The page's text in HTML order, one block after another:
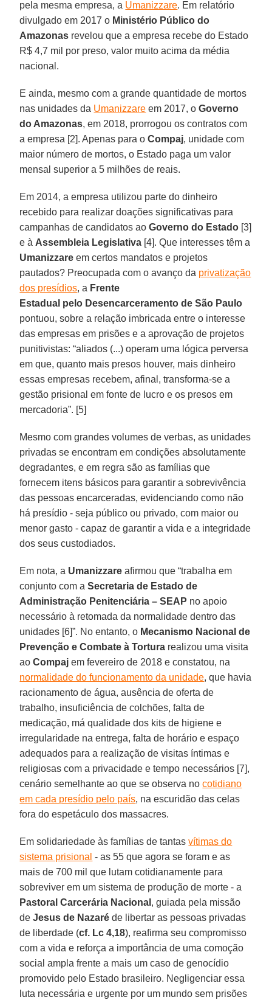
pela mesma empresa, a Umanizzare. Em relatório
divulgado em 2017 o Ministério Público do
Amazonas revelou que a empresa recebe do Estado
R$ 4,7 mil por preso, valor muito acima da média
nacional.
E ainda, mesmo com a grande quantidade de mortos
nas unidades da Umanizzare em 2017, oGoverno
do Amazonas, em 2018, prorrogou os contratos com
a empresa [2]. Apenas para oCompaj, unidade com
maior número de mortos, o Estado paga um valor
mensal superior a 5 milhões de reais.
Em 2014, a empresa utilizou parte do dinheiro
recebido para realizar doações significativas para
campanhas de candidatos aoGoverno do Estado [3]
e à Assembleia Legislativa [4]. Que interesses têm a
Umanizzare em certos mandatos e projetos
pautados? Preocupada com o avanço da privatização
dos presídios, a Frente
Estadual pelo Desencarceramento de São Paulo
pontuou, sobre a relação imbricada entre o interesse
das empresas em prisões e a aprovação de projetos
punitivistas: “aliados (...) operam uma lógica perversa
em que, quanto mais presos houver, mais dinheiro
essas empresas recebem, afinal, transforma-se a
gestão prisional em fonte de lucro e os presos em
mercadoria”. [5]
Mesmo com grandes volumes de verbas, as unidades
privadas se encontram em condições absolutamente
degradantes, e em regra são as famílias que
fornecem itens básicos para garantir a sobrevivência
das pessoas encarceradas, evidenciando como não
há presídio - seja público ou privado, com maior ou
menor gasto - capaz de garantir a vida e a integridade
dos seus custodiados.
Em nota, a Umanizzare afirmou que “trabalha em
conjunto com aSecretaria de Estado de
Administração Penitenciária – SEAP no apoio
necessário à retomada da normalidade dentro das
unidades [6]”. No entanto, o Mecanismo Nacional de
Prevenção e Combate à Tortura realizou uma visita
aoCompaj em fevereiro de 2018 e constatou, na
normalidade do funcionamento da unidade, que havia
racionamento de água, ausência de oferta de
trabalho, insuficiência de colchões, falta de
medicação, má qualidade dos kits de higiene e
irregularidade na entrega, falta de horário e espaço
adequados para a realização de visitas íntimas e
religiosas com a privacidade e tempo necessários [7],
cenário semelhante ao que se observa nocotidiano
em cada presídio pelo país, na escuridão das celas
fora do espetáculo dos massacres.
Em solidariedade às famílias de tantasvítimas do
sistema prisional - as 55 que agora se foram e as
mais de 700 mil que lutam cotidianamente para
sobreviver em um sistema de produção de morte - a
Pastoral Carcerária Nacional , guiada pela missão
deJesus de Nazaré de libertar as pessoas privadas
de liberdade (cf. Lc 4,18), reafirma seu compromisso
com a vida e reforça a importância de uma comoção
social ampla frente a mais um caso de genocídio
promovido pelo Estado brasileiro. Negligenciar essa
luta necessária e urgente por um mundo sem prisões